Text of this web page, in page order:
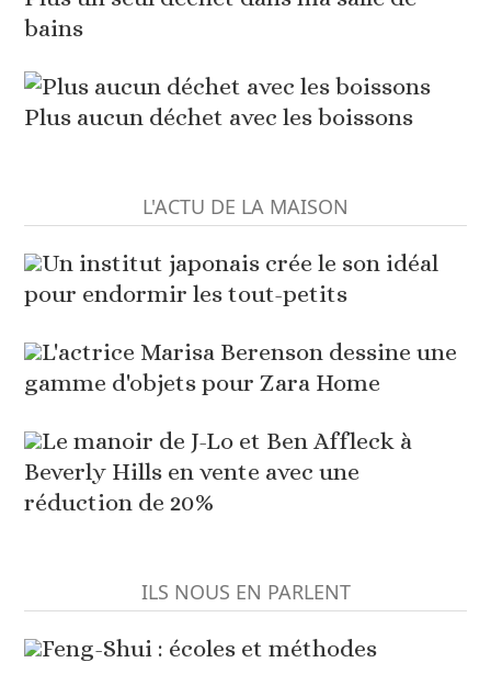
bains
Plus aucun déchet avec les boissons
L'ACTU DE LA MAISON
Un institut japonais crée le son idéal
pour endormir les tout-petits
L'actrice Marisa Berenson dessine une
gamme d'objets pour Zara Home
Le manoir de J-Lo et Ben Affleck à
Beverly Hills en vente avec une
réduction de 20%
ILS NOUS EN PARLENT
Feng-Shui : écoles et méthodes